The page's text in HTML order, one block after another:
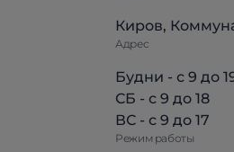
Киров,
Адрес
Будни - с 9 до
СБ - с 9 до 18
ВС - с 9 до 17
Режим работы